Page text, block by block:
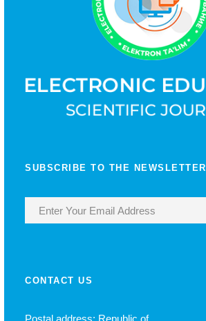
SUBSCRIBE TO THE NEWSLETTER
CONTACT US